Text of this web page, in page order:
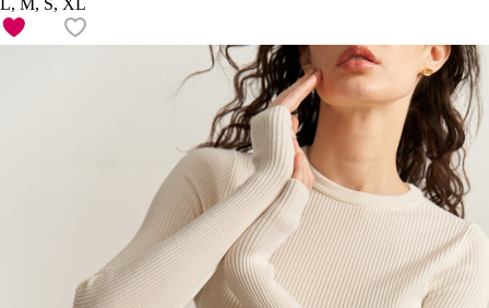
L, M, S, XL